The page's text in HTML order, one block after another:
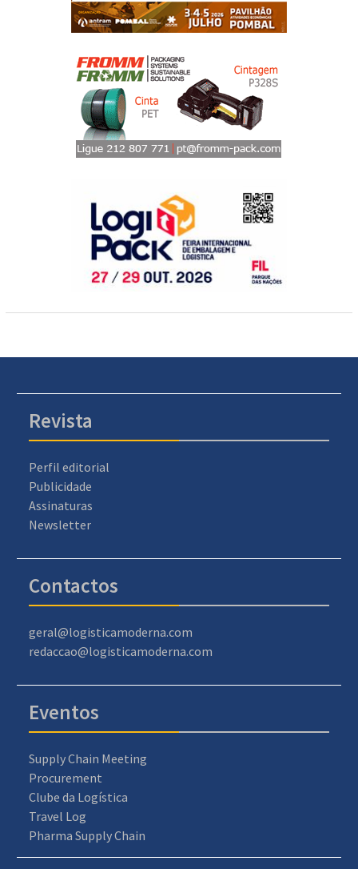
Revista
Perfil editorial
Publicidade
Assinaturas
Newsletter
Contactos
geral@logisticamoderna.com
redaccao@logisticamoderna.com
Eventos
Supply Chain Meeting
Procurement
Clube da Logística
Travel Log
Pharma Supply Chain